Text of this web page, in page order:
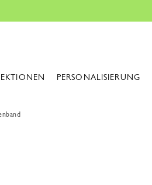
PERSONALISIERUNG